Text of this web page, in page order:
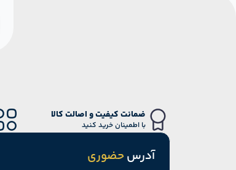
ضمانت کیفیت و اصالت کالا
با اطمینان خرید کنید
آدرسحضوری